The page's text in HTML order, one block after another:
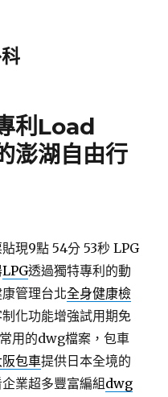
利Load
澎湖自由行
現9點 54分 53秒 LPG
LPG透過獨特專利的動
管理台北全身健康檢
化功能增強試用期免
用的dwg檔案，包車
阪包車提供日本全境的
業超多豐富編組dwg